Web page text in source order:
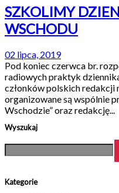
SZKOLIMY
WSCHODU
02 lipca, 2019
Pod koniec czerwca br.
radiowych praktyk
członków polskich redakcji
organizowane są wspólnie
Wschodzie” oraz redakcję...
Wyszukaj
Kategorie